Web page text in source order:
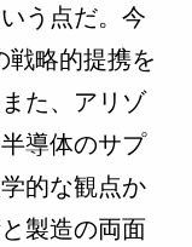
う点だ。今
略的提携を
た、アリゾ
導体のサプ
的な観点か
製造の両面